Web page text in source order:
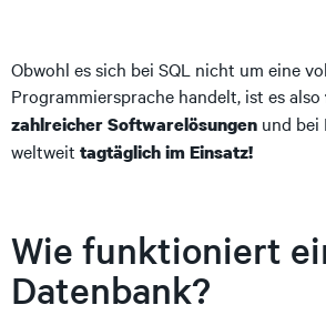
Obwohl es sich bei SQL nicht um eine
Programmiersprache handelt, ist es also
zahlreicher Softwarelösungen und bei
weltweit tagtäglich im Einsatz!
Wie funktioniert
Datenbank?